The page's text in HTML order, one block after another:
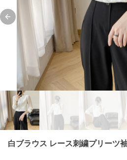
Previous slide
白ブラウス レース刺繍プリーツ